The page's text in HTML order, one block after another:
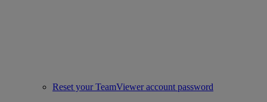
Reset your TeamViewer account password